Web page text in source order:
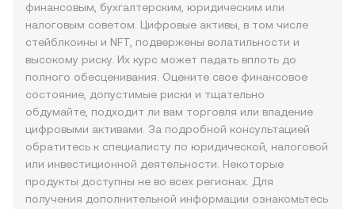
финансовым, бухгалтерским, юридическим или
налоговым советом. Цифровые активы, в том числе
стейблкоины и NFT, подвержены волатильности и
высокому риску. Их курс может падать вплоть до
полного обесценивания. Оцените свое финансовое
состояние, допустимые риски и тщательно
обдумайте, подходит ли вам торговля или владение
цифровыми активами. За подробной консультацией
обратитесь к специалисту по юридической, налоговой
или инвестиционной деятельности. Некоторые
продукты доступны не во всех регионах. Для
получения дополнительной информации ознакомьтесь